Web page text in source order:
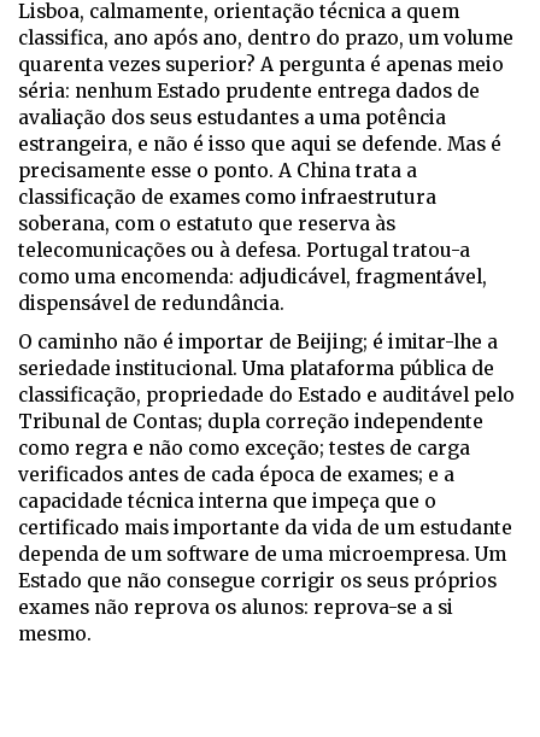
Lisboa, calmamente, orientação técnica a quem
classifica, ano após ano, dentro do prazo, um volume
quarenta vezes superior? A pergunta é apenas meio
séria: nenhum Estado prudente entrega dados de
avaliação dos seus estudantes a uma potência
estrangeira, e não é isso que aqui se defende. Mas é
precisamente esse o ponto. A China trata a
classificação de exames como infraestrutura
soberana, com o estatuto que reserva às
telecomunicações ou à defesa. Portugal tratou-a
como uma encomenda: adjudicável, fragmentável,
dispensável de redundância.
O caminho não é importar de Beijing; é imitar-lhe a
seriedade institucional. Uma plataforma pública de
classificação, propriedade do Estado e auditável pelo
Tribunal de Contas; dupla correção independente
como regra e não como exceção; testes de carga
verificados antes de cada época de exames; e a
capacidade técnica interna que impeça que o
certificado mais importante da vida de um estudante
dependa de um software de uma microempresa. Um
Estado que não consegue corrigir os seus próprios
exames não reprova os alunos: reprova-se a si
mesmo.